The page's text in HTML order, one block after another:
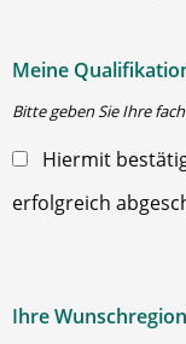
Meine
Bitte geben Sie Ihre
Hiermit
erfolgreich
Ihre